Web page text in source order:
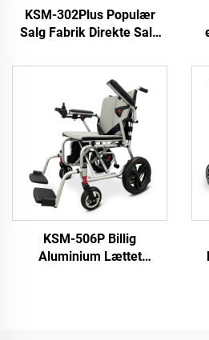
KSM-302Plus Populær
Salg Fabrik Direkte Salg
Trinklatrende Stol
Rullestol Pris Med Spor
Elektrisk Åben og Luk
KSM-506P Billig
Aluminium Lættet